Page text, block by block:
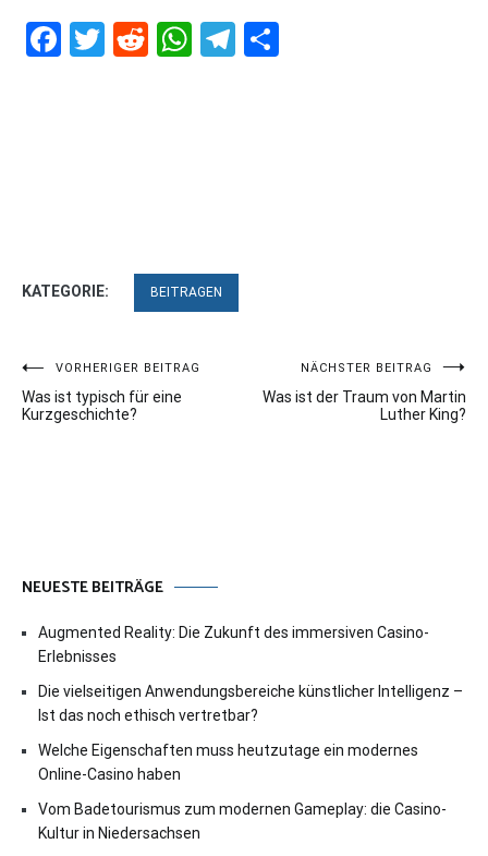
Facebook
Twitter
RedditWhatsApp
Telegram
KATEGORIE: BEITRAGEN
Beitragsnavigation
VORHERIGER BEITRAG
Was ist typisch für eine
Kurzgeschichte?
NÄCHSTER BEITRAG
Was ist der Traum von Martin
Luther King?
NEUESTE BEITRÄGE
Augmented Reality: Die Zukunft des immersiven Casino-
Erlebnisses
Die vielseitigen Anwendungsbereiche künstlicher Intelligenz –
Ist das noch ethisch vertretbar?
Welche Eigenschaften muss heutzutage ein modernes
Online-Casino haben
Vom Badetourismus zum modernen Gameplay: die Casino-
Kultur in Niedersachsen